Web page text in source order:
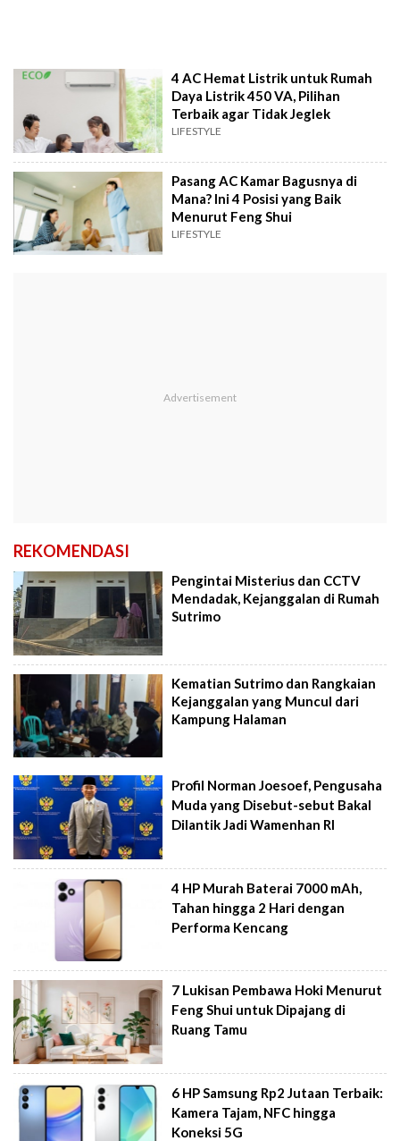
4 AC Hemat Listrik untuk Rumah
Daya Listrik 450 VA, Pilihan
Terbaik agar Tidak Jeglek
LIFESTYLE
Pasang AC Kamar Bagusnya di
Mana? Ini 4 Posisi yang Baik
Menurut Feng Shui
LIFESTYLE
REKOMENDASI
Pengintai Misterius dan CCTV
Mendadak, Kejanggalan di Rumah
Sutrimo
Kematian Sutrimo dan Rangkaian
Kejanggalan yang Muncul dari
Kampung Halaman
Profil Norman Joesoef, Pengusaha
Muda yang Disebut-sebut Bakal
Dilantik Jadi Wamenhan RI
4 HP Murah Baterai 7000 mAh,
Tahan hingga 2 Hari dengan
Performa Kencang
7 Lukisan Pembawa Hoki Menurut
Feng Shui untuk Dipajang di
Ruang Tamu
6 HP Samsung Rp2 Jutaan Terbaik:
Kamera Tajam, NFC hingga
Koneksi 5G